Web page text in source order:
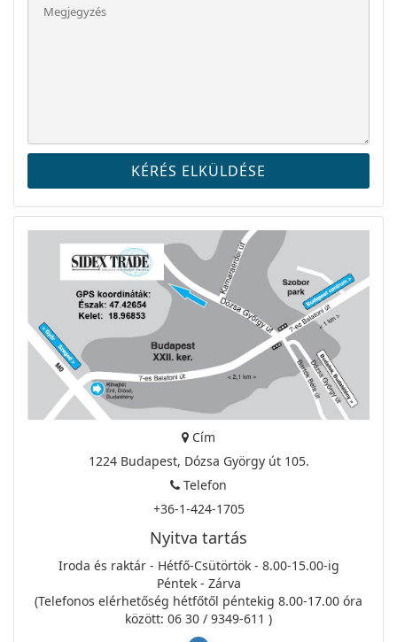
Cím
1224 Budapest, Dózsa György út 105.
Telefon
+36-1-424-1705
Nyitva tartás
Iroda és raktár - Hétfő-Csütörtök - 8.00-15.00-ig
Péntek - Zárva
(Telefonos elérhetőség hétfőtől péntekig 8.00-17.00 óra
között: 06 30 / 9349-611 )